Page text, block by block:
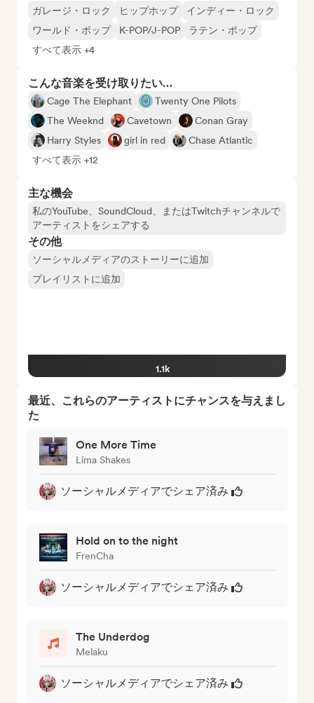
ガレージ・ロック ヒップホップ
インディー・ロック
ワールド・ポップ
K-POP/J-POP
ラテン・ポップ
すべて表示 +4
こんな音楽を受け取りたい…
Cage The Elephant
Twenty One Pilots
The Weeknd
Cavetown
Conan Gray
Harry Styles
girl in red
Chase Atlantic
すべて表示 +12
主な機会
私のYouTube、SoundCloud、またはTwitchチャンネルで
アーティストをシェアする
その他
ソーシャルメディアのストーリーに追加
プレイリストに追加
1.1k
最近、これらのアーティストにチャンスを与えまし
た
One More Time
Lima Shakes
ソーシャルメディアでシェア済み
Hold on to the night
FrenCha
ソーシャルメディアでシェア済み
The Underdog
Melaku
ソーシャルメディアでシェア済み